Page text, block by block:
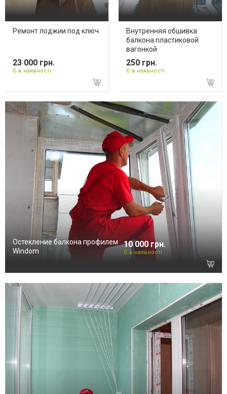
Ремонт лоджии под ключ
23 000 грн.
Є в наявності
Внутренняя обшивка
балкона пластиковой
вагонкой
250 грн.
Є в наявності
Остекление балкона профилем
Windom
10 000 грн.
Є в наявності